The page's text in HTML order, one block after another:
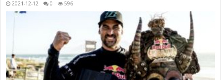
2021-12-12 0 596